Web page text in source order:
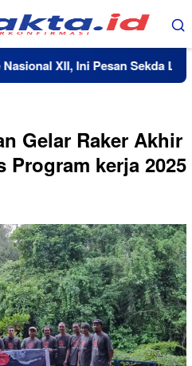
Ini Pesan Sekda Luwu Timur
Gelar Raker Akhir
Program kerja 2025